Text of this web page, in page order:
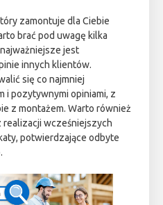
zamontuje dla Ciebie
brać pod uwagę kilka
jest
innych klientów.
się co najmniej
i pozytywnymi opiniami, z
z montażem. Warto również
realizacji wcześniejszych
potwierdzające odbyte